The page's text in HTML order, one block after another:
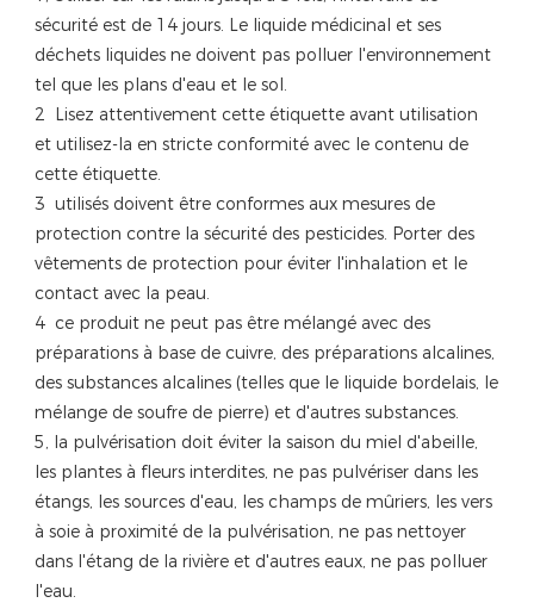
sécurité est de 14 jours. Le liquide médicinal et ses
déchets liquides ne doivent pas polluer l'environnement
tel que les plans d'eau et le sol.
2 Lisez attentivement cette étiquette avant utilisation
et utilisez-la en stricte conformité avec le contenu de
cette étiquette.
3 utilisés doivent être conformes aux mesures de
protection contre la sécurité des pesticides. Porter des
vêtements de protection pour éviter l'inhalation et le
contact avec la peau.
4 ce produit ne peut pas être mélangé avec des
préparations à base de cuivre, des préparations alcalines,
des substances alcalines (telles que le liquide bordelais, le
mélange de soufre de pierre) et d'autres substances.
5, la pulvérisation doit éviter la saison du miel d'abeille,
les plantes à fleurs interdites, ne pas pulvériser dans les
étangs, les sources d'eau, les champs de mûriers, les vers
à soie à proximité de la pulvérisation, ne pas nettoyer
dans l'étang de la rivière et d'autres eaux, ne pas polluer
l'eau.